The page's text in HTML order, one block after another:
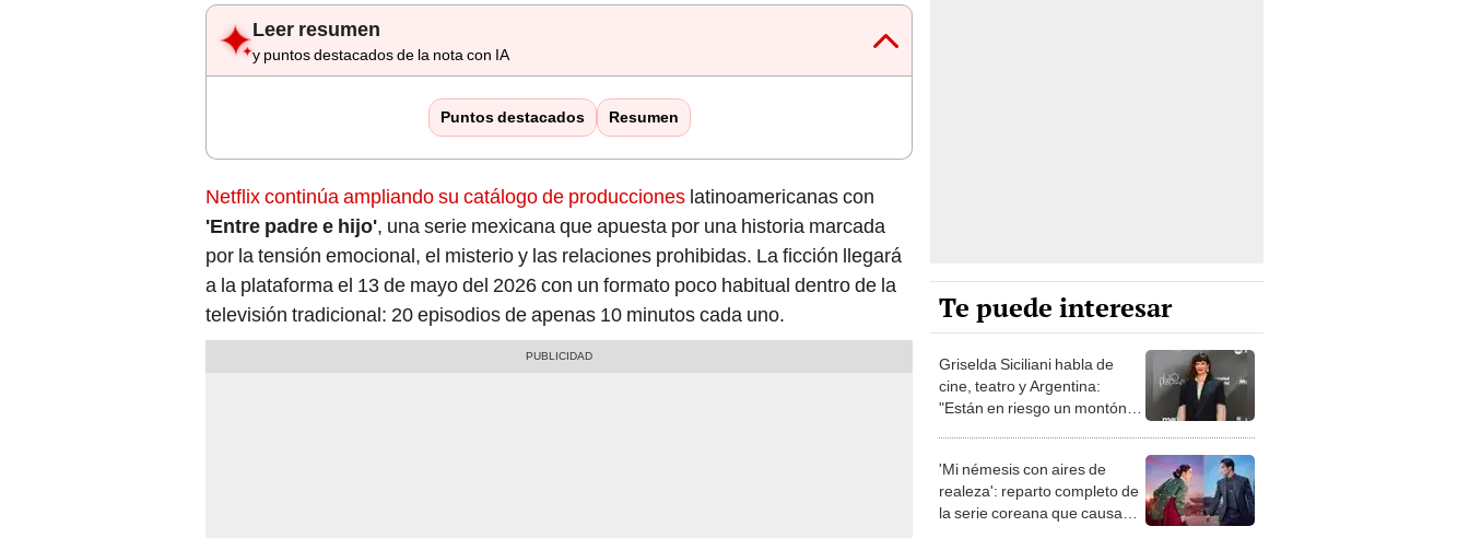
Leer resumen
y puntos destacados de la nota con IA
Puntos destacados Resumen
Netflix continúa ampliando su catálogo de producciones latinoamericanas con
'Entre padre e hijo', una serie mexicana que apuesta por una historia marcada
por la tensión emocional, el misterio y las relaciones prohibidas. La ficción llegará
a la plataforma el 13 de mayo del 2026 con un formato poco habitual dentro de la
televisión tradicional: 20 episodios de apenas 10 minutos cada uno.
Te puede interesar
Griselda Siciliani habla de
cine, teatro y Argentina:
"Están en riesgo un montón
'Mi némesis con aires de
realeza': reparto completo de
la serie coreana que causa